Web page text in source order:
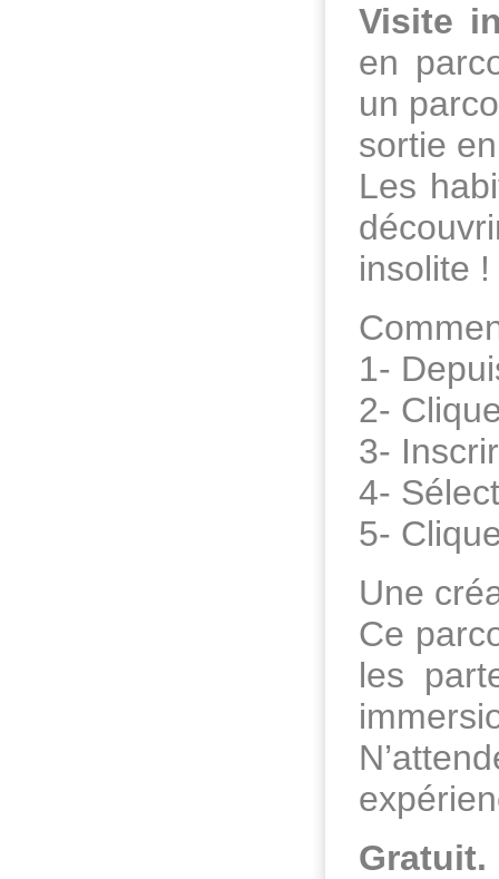
Visite
en
un
sortie
Les
insolite !
1-
2-
3-
4-
5-
Une
Ce
les
Gratuit.